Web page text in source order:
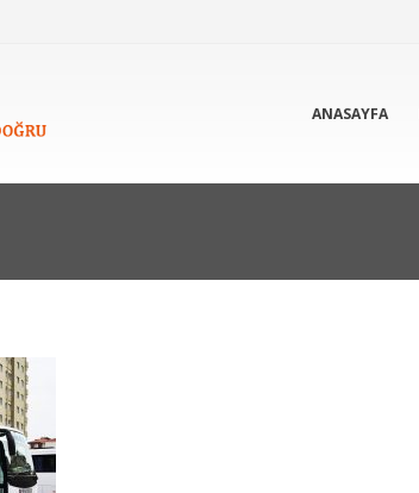
ANASAYFA